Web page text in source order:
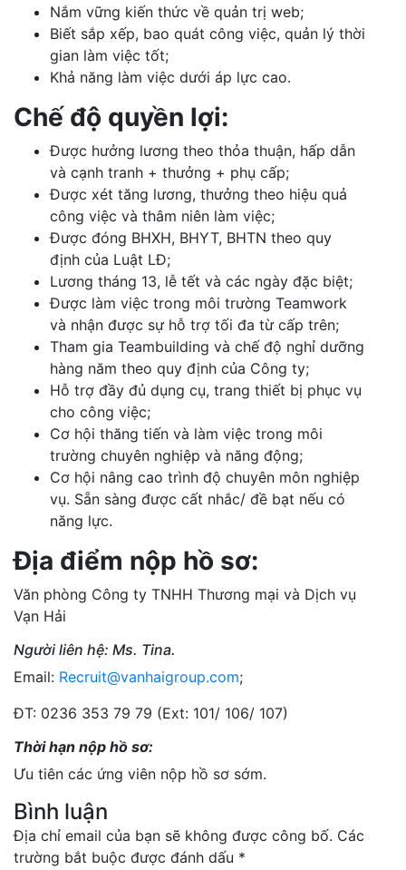
Nắm vững kiến thức về quản trị web;
Biết sắp xếp, bao quát công việc, quản lý thời
gian làm việc tốt;
Khả năng làm việc dưới áp lực cao.
Chế độ quyền lợi:
Được hưởng lương theo thỏa thuận, hấp dẫn
và cạnh tranh + thưởng + phụ cấp;
Được xét tăng lương, thưởng theo hiệu quả
công việc và thâm niên làm việc;
Được đóng BHXH, BHYT, BHTN theo quy
định của Luật LĐ;
Lương tháng 13, lễ tết và các ngày đặc biệt;
Được làm việc trong môi trường Teamwork
và nhận được sự hỗ trợ tối đa từ cấp trên;
Tham gia Teambuilding và chế độ nghỉ dưỡng
hàng năm theo quy định của Công ty;
Hỗ trợ đầy đủ dụng cụ, trang thiết bị phục vụ
cho công việc;
Cơ hội thăng tiến và làm việc trong môi
trường chuyên nghiệp và năng động;
Cơ hội nâng cao trình độ chuyên môn nghiệp
vụ. Sẵn sàng được cất nhắc/ đề bạt nếu có
năng lực.
Địa điểm nộp hồ sơ:
Văn phòng Công ty TNHH Thương mại và Dịch vụ
Vạn Hải
Người liên hệ: Ms. Tina.
Email: Recruit@vanhaigroup.com;
ĐT: 0236 353 79 79 (Ext: 101/ 106/ 107)
Thời hạn nộp hồ sơ:
Ưu tiên các ứng viên nộp hồ sơ sớm.
Bình luận
Địa chỉ email của bạn sẽ không được công bố. Các
trường bắt buộc được đánh dấu *